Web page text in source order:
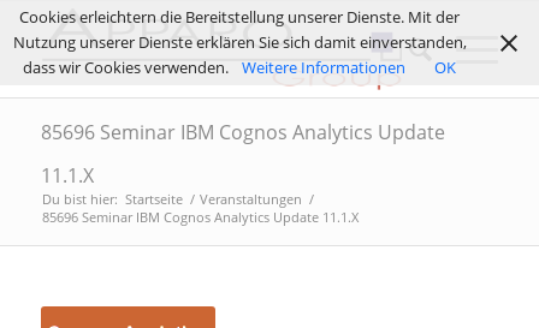
85696 Seminar IBM Cognos Analytics Update
11.1.X
Du bist hier: Startseite / Veranstaltungen /
85696 Seminar IBM Cognos Analytics Update 11.1.X
Cookies erleichtern die Bereitstellung unserer Dienste. Mit der
Nutzung unserer Dienste erklären Sie sich damit einverstanden,
dass wir Cookies verwenden.
Weitere Informationen OK